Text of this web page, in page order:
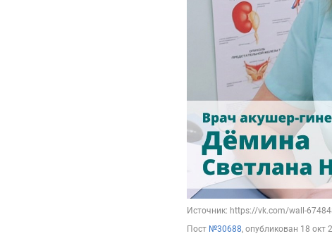
Источник: https://vk.com/wall-
Пост №30688, опубликован 18 окт